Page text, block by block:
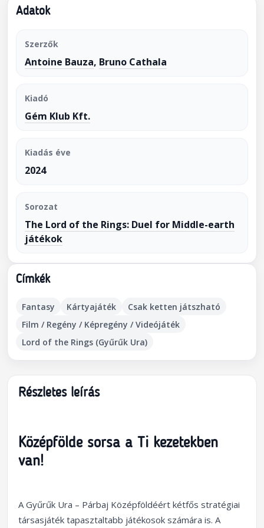
Adatok
Szerzők
Antoine Bauza, Bruno Cathala
Kiadó
Gém Klub Kft.
Kiadás éve
2024
Sorozat
The Lord of the Rings: Duel for Middle-earth
játékok
Címkék
Fantasy Kártyajáték
Csak ketten játszható
Film / Regény / Képregény / Videójáték
Lord of the Rings (Gyűrűk Ura)
Részletes leírás
Középfölde sorsa a Ti kezetekben
van!
A Gyűrűk Ura – Párbaj Középföldéért kétfős stratégiai
társasjáték tapasztaltabb játékosok számára is. A